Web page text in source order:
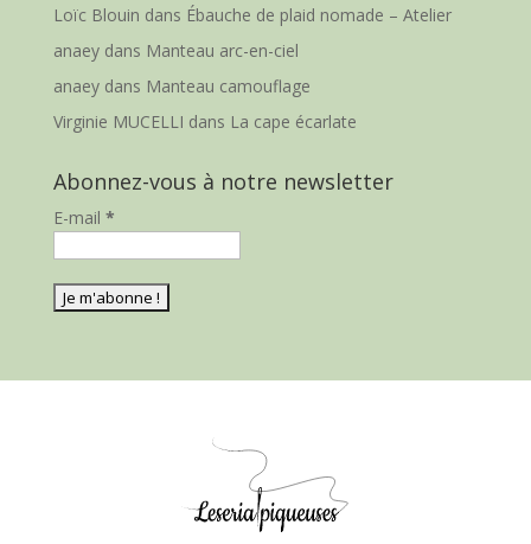
Loïc Blouin dans Ébauche de plaid nomade – Atelier
anaeydans Manteau arc-en-ciel
anaeydans Manteau camouflage
Virginie MUCELLI dans La cape écarlate
Abonnez-vous à notre newsletter
E-mail *